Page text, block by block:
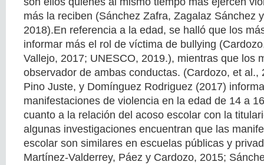
más la reciben (Sánchez Zafra, Zagalaz Sánchez
2018).En referencia a la edad, se halló que los
informar más el rol de víctima de bullying
Vallejo, 2017; UNESCO, 2019.), mientras que los
observador de ambas conductas. (Cardozo, et al.,
Pino Juste, y Domínguez Rodriguez (2017)
manifestaciones de violencia en la edad de 14 a
cuanto a la relación del acoso escolar con la
algunas investigaciones encuentran que las
escolar son similares en escuelas públicas y
Martínez-Valderrey, Páez y Cardozo, 2015;